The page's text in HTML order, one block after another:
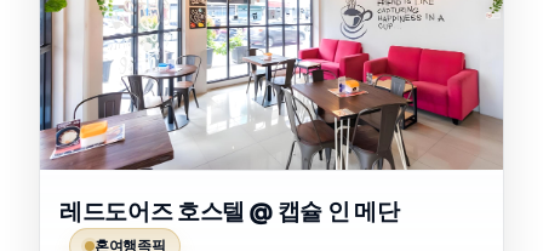
레드도어즈 호스텔 @ 캡슐 인 메단
혼여행족픽